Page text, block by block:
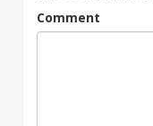
Comment